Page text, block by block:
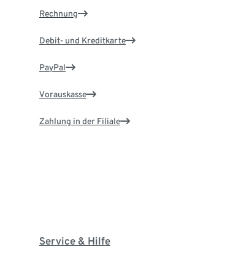
Rechnung
Debit- und Kreditkarte
PayPal
Vorauskasse
Zahlung in der Filiale
Service & Hilfe